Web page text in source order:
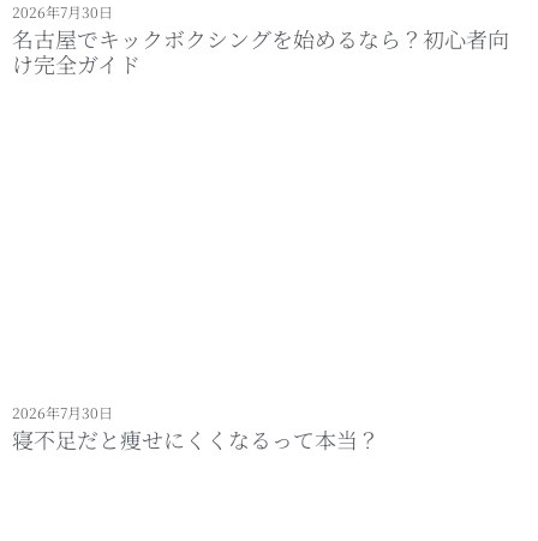
名古屋でキックボクシングを始めるなら？初心者向
け完全ガイド
2026年7月30日
寝不足だと痩せにくくなるって本当？
2026年7月30日